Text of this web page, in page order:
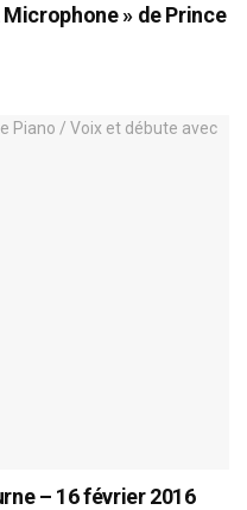
» de Prince
– 16 février 2016